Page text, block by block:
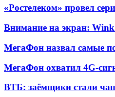
«Ростелеком» провел
Внимание на экран: Wink
МегаФон назвал самые
МегаФон охватил 4G-
ВТБ: заёмщики стали